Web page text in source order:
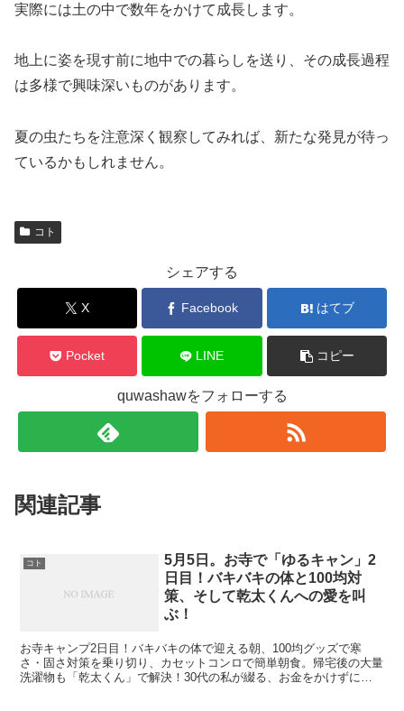
実際には土の中で数年をかけて成長します。
地上に姿を現す前に地中での暮らしを送り、その成長過程
は多様で興味深いものがあります。
夏の虫たちを注意深く観察してみれば、新たな発見が待っ
ているかもしれません。
コト
シェアする
X Facebook はてブ
Pocket LINE コピー
quwashawをフォローする
関連記事
コト
5月5日。お寺で「ゆるキャン」2
日目！バキバキの体と100均対
策、そして乾太くんへの愛を叫
ぶ！
お寺キャンプ2日目！バキバキの体で迎える朝、100均グッズで寒
さ・固さ対策を乗り切り、カセットコンロで簡単朝食。帰宅後の大量
洗濯物も「乾太くん」で解決！30代の私が綴る、お金をかけずに楽